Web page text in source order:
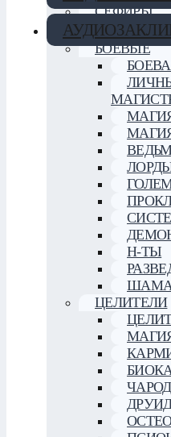
СЕФИРЫ
БОЕВЫЕ
Н-ТЫ
ЦЕЛИТЕЛИ